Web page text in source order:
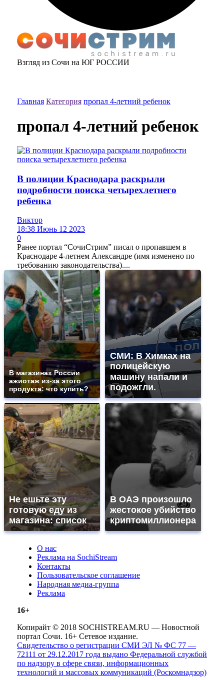
Взгляд из Сочи на ЮГ РОССИИ
Главная Категория пропал 4-летний ребенок
пропал 4-летний ребенок
В полиции Краснодара раскрыли
подробности поиска четырехлетнего
ребенка
Виктор
18:38 Июнь 12 2023
0
Ранее портал “СочиСтрим” писал о пропавшем в
Краснодаре 4-летнем Александре (имя изменено по
требованию законодательства)....
В магазинах России
ажиотаж из-за этого
продукта: что купить?
СМИ: В Химках на
полицейскую
машину напали и
подожгли.
Не ешьте эту
готовую еду из
магазина: список
В ОАЭ произошло
жестокое убийство
криптомиллионера
О нас
Реклама на SochiStream
Контакты
Пользовательское соглашение
Народная медиа-группа
Реклама
16+
Копирайт © 2018 SOCHISTREAM.RU — Новостной
портал Сочи. 16+ Сетевое издание.
Свидетельство о регистрации СМИ ЭЛ № ФС 77 —
72111 от 29.12.2017 года выдано Федеральной службой
по надзору в сфере связи, информационных
технологий и массовых коммуникаций (Роскомнадзор)